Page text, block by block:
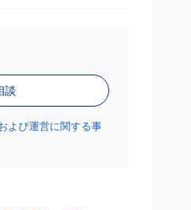
談
よび運営に関する事